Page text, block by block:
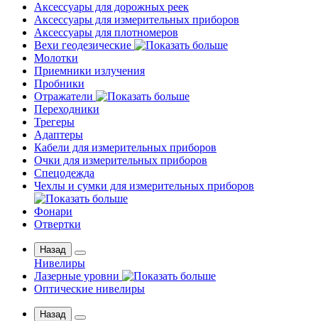
Аксессуары для дорожных реек
Аксессуары для измерительных приборов
Аксессуары для плотномеров
Вехи геодезические
Молотки
Приемники излучения
Пробники
Отражатели
Переходники
Трегеры
Адаптеры
Кабели для измерительных приборов
Очки для измерительных приборов
Спецодежда
Чехлы и сумки для измерительных приборов
Фонари
Отвертки
Назад
Нивелиры
Лазерные уровни
Оптические нивелиры
Назад